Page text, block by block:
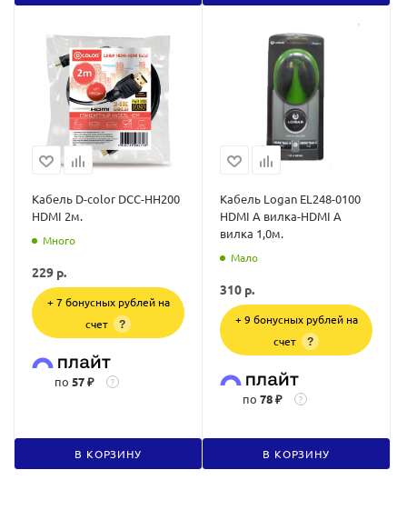
Кабель D-color DCC-HH200
HDMI 2м.
Много
229 р.
+ 7 бонусных рублей на
счет
?
по 57 ₽ ?
В КОРЗИНУ
Кабель Logan EL248-0100
HDMI A вилка-HDMI A
вилка 1,0м.
Мало
310 р.
+ 9 бонусных рублей на
счет
?
по 78 ₽ ?
В КОРЗИНУ